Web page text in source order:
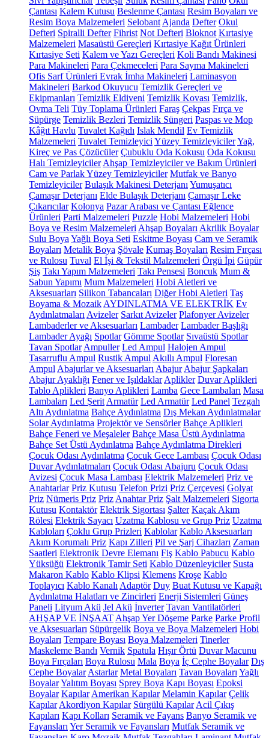
Çantası Kalem Kutusu Beslenme Çantası Resim Boyaları ve
Resim Boya Malzemeleri Selobant Ajanda Defter Okul
Defteri Spiralli Defter Fihrist Not Defteri Bloknot Kırtasiye
Malzemeleri Masaüstü Gereçleri Kırtasiye Kağıt Ürünleri
Kırtasiye Seti Kalem ve Yazı Gereçleri Koli Bandı Makinesi
Para Makineleri Para Çekmeceleri Para Sayma Makineleri
Ofis Sarf Ürünleri Evrak İmha Makineleri Laminasyon
Makineleri Barkod Okuyucu Temizlik Gereçleri ve
Ekipmanları Temizlik Eldiveni Temizlik Kovası Temizlik,
Ovma Teli Tüy Toplama Ürünleri Faraş Çekpas Fırça ve
Süpürge Temizlik Bezleri Temizlik Süngeri Paspas ve Mop
Kâğıt Havlu Tuvalet Kağıdı Islak Mendil Ev Temizlik
Malzemeleri Tuvalet Temizleyici Yüzey TemizleyicilerYağ,
Kireç ve Pas Çözücüler Çubuklu Oda Kokusu Oda Kokusu
Halı Temizleyiciler Ahşap Temizleyiciler ve Bakım Ürünleri
Cam ve Parlak Yüzey Temizleyiciler Mutfak ve Banyo
Temizleyiciler Bulaşık Makinesi Deterjanı Yumuşatıcı
Çamaşır Deterjanı Elde Bulaşık Deterjanı Çamaşır Leke
Çıkarıcılar Kolonya Pazar Arabası ve Çantası Eğlence
Ürünleri Parti Malzemeleri Puzzle Hobi Malzemeleri Hobi
Boya ve Resim Malzemeleri Ahşap Boyaları Akrilik Boyalar
Sulu Boya Yağlı Boya Seti Eskitme Boyası Cam ve Seramik
Boyaları Metalik Boya Şövale Kumaş Boyaları Resim Fırçası
ve Rulosu Tuval El İşi & Tekstil Malzemeleri Örgü İpi Güpür
Şiş Takı Yapım Malzemeleri Takı Pensesi Boncuk Mum &
Sabun Yapımı Mum Malzemeleri Hobi Aletleri ve
Aksesuarları Silikon Tabancaları Diğer Hobi Aletleri Taş
Boyama & Mozaik AYDINLATMA VE ELEKTRİK Ev
Aydınlatmaları Avizeler Sarkıt Avizeler Plafonyer Avizeler
Lambaderler ve Aksesuarları Lambader Lambader Başlığı
Lambader Ayağı Spotlar Gömme Spotlar Sıvaüstü Spotlar
Tavan Spotlar Ampuller Led Ampul Halojen Ampul
Tasarruflu Ampul Rustik Ampul Akıllı Ampul Floresan
Ampul Abajurlar ve Aksesuarları Abajur Abajur Şapkaları
Abajur Ayaklığı Fener ve Işıldaklar Aplikler Duvar Aplikleri
Tablo Aplikleri Banyo Aplikleri Lamba Gece Lambaları Masa
Lambaları Led Şerit Armatür Led Armatür Led Panel Tezgah
Altı Aydınlatma Bahçe Aydınlatma Dış Mekan Aydınlatmalar
Solar Aydınlatma Projektör ve Sensörler Bahçe Aplikleri
Bahçe Feneri ve Meşaleler Bahçe Masa Üstü Aydınlatma
Bahçe Set Üstü Aydınlatma Bahçe Aydınlatma Direkleri
Çocuk Odası Aydınlatma Çocuk Gece Lambası Çocuk Odası
Duvar Aydınlatmaları Çocuk Odası Abajuru Çocuk Odası
Avizesi Çocuk Masa Lambası Elektrik Malzemeleri Priz ve
Anahtarlar Priz Kutusu Telefon Prizi Priz Çerçevesi Golyat
Priz Nümeris Priz Priz Anahtar Priz Şalt Malzemeleri Sigorta
Kutusu Kontaktör Elektrik Sigortası Şalter Kaçak Akım
Rölesi Elektrik Sayacı Uzatma Kablosu ve Grup Priz Uzatma
Kabloları Çoklu Grup Prizleri Kablolar Kablo Aksesuarları
Akım Korumalı Priz Kapı Zilleri Pil ve Şarj Cihazları Zaman
Saatleri Elektronik Devre Elemanı Fiş Kablo Pabucu Kablo
Yüksüğü Elektronik Tamir Seti Kablo Düzenleyiciler Susta
Makaron Kablo Kablo Klipsi Klemens Kroşe Kablo
Toplayıcı Kablo Kanalı Adaptör Duy Buat Kutusu ve Kapağı
Aydınlatma Halatları ve Zincirleri Enerji Sistemleri Güneş
Paneli Lityum Akü Jel Akü İnverter Tavan Vantilatörleri
AHŞAP VE İNŞAAT Ahşap Yer Döşeme Parke Parke Profil
ve Aksesuarları Süpürgelik Boya ve Boya Malzemeleri Hobi
Boyaları Tempare Boyası Boya Malzemeleri Tinerler
Maskeleme Bandı Vernik Spatula Hışır Örtü Duvar Macunu
Boya Fırçaları Boya Rulosu Mala Boya İç Cephe Boyalar Dış
Cephe Boyalar Astarlar Metal Boyaları Tavan Boyaları Yağlı
BoyalarYalıtım Boyası Sprey Boya Kapı Boyası Epoksi
Boyalar Kapılar Amerikan Kapılar Melamin Kapılar Çelik
Kapılar Akordiyon Kapılar Sürgülü Kapılar Acil Çıkış
Kapıları Kapı Kolları Seramik ve Fayans Banyo Seramik ve
Fayansları Yer Seramik ve Fayansları Mutfak Seramik ve